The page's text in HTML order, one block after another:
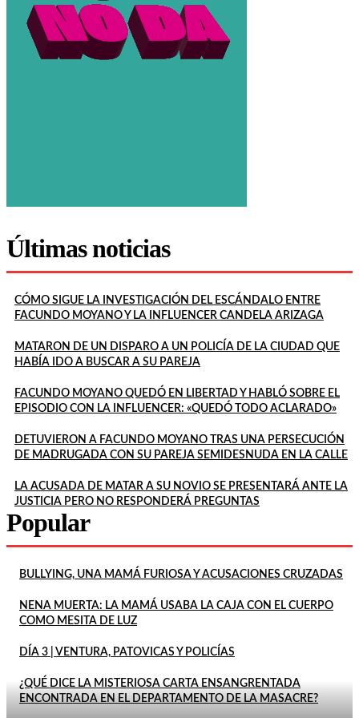
Últimas noticias
CÓMO SIGUE LA INVESTIGACIÓN DEL ESCÁNDALO ENTRE
FACUNDO MOYANO Y LA INFLUENCER CANDELA ARIZAGA
MATARON DE UN DISPARO A UN POLICÍA DE LA CIUDAD QUE
HABÍA IDO A BUSCAR A SU PAREJA
FACUNDO MOYANO QUEDÓ EN LIBERTAD Y HABLÓ SOBRE EL
EPISODIO CON LA INFLUENCER: «QUEDÓ TODO ACLARADO»
DETUVIERON A FACUNDO MOYANO TRAS UNA PERSECUCIÓN
DE MADRUGADA CON SU PAREJA SEMIDESNUDA EN LA CALLE
LA ACUSADA DE MATAR A SU NOVIO SE PRESENTARÁ ANTE LA
JUSTICIA PERO NO RESPONDERÁ PREGUNTAS
Popular
BULLYING, UNA MAMÁ FURIOSA Y ACUSACIONES CRUZADAS
NENA MUERTA: LA MAMÁ USABA LA CAJA CON EL CUERPO
COMO MESITA DE LUZ
DÍA 3 | VENTURA, PATOVICAS Y POLICÍAS
¿QUÉ DICE LA MISTERIOSA CARTA ENSANGRENTADA
ENCONTRADA EN EL DEPARTAMENTO DE LA MASACRE?